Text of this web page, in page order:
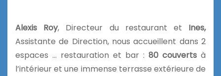
Alexis Roy, Directeur du restaurant et Ines,
Assistante de Direction, nous accueillent dans 2
espaces … restauration et bar : 80 couverts à
l’intérieur et une immense terrasse extérieure de